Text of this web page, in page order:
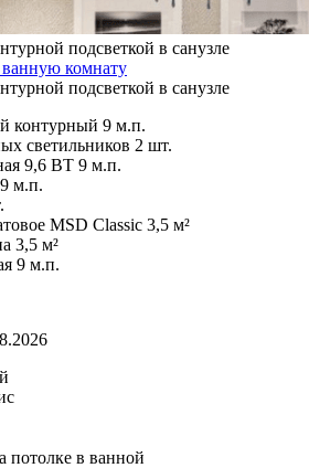
подсветкой в санузле
подсветкой в санузле
контурный 9 м.п.
светильников 2 шт.
9,6 ВТ 9 м.п.
9 м.п.
MSD Classic 3,5 м²
3,5 м²
9 м.п.
потолке в ванной